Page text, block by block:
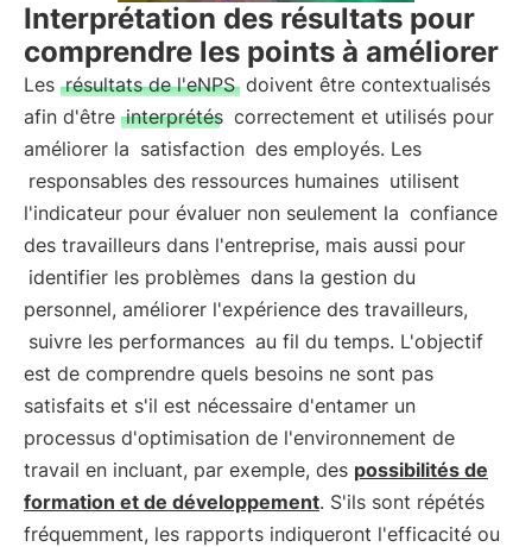
Interprétation des résultats pour
comprendre les points à améliorer
Les résultats de l'eNPS doivent être contextualisés
afin d'être interprétés correctement et utilisés pour
améliorer la satisfaction des employés. Les
responsables des ressources humaines utilisent
l'indicateur pour évaluer non seulement la confiance
des travailleurs dans l'entreprise, mais aussi pour
identifier les problèmes dans la gestion du
personnel, améliorer l'expérience des travailleurs,
suivre les performances au fil du temps. L'objectif
est de comprendre quels besoins ne sont pas
satisfaits et s'il est nécessaire d'entamer un
processus d'optimisation de l'environnement de
travail en incluant, par exemple, des possibilités de
formation et de développement. S'ils sont répétés
fréquemment, les rapports indiqueront l'efficacité ou